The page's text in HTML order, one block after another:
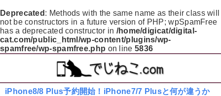
Deprecated : Methods with the same name as their class will
not be constructors in a future version of PHP; wpSpamFree
has a deprecated constructor in /home/digicat/digital-
cat.com/public_html/wp-content/plugins/wp-
spamfree/wp-spamfree.php on line 5836
iPhone8/8 Plus予約開始！iPhone7/7 Plusと何が違うか